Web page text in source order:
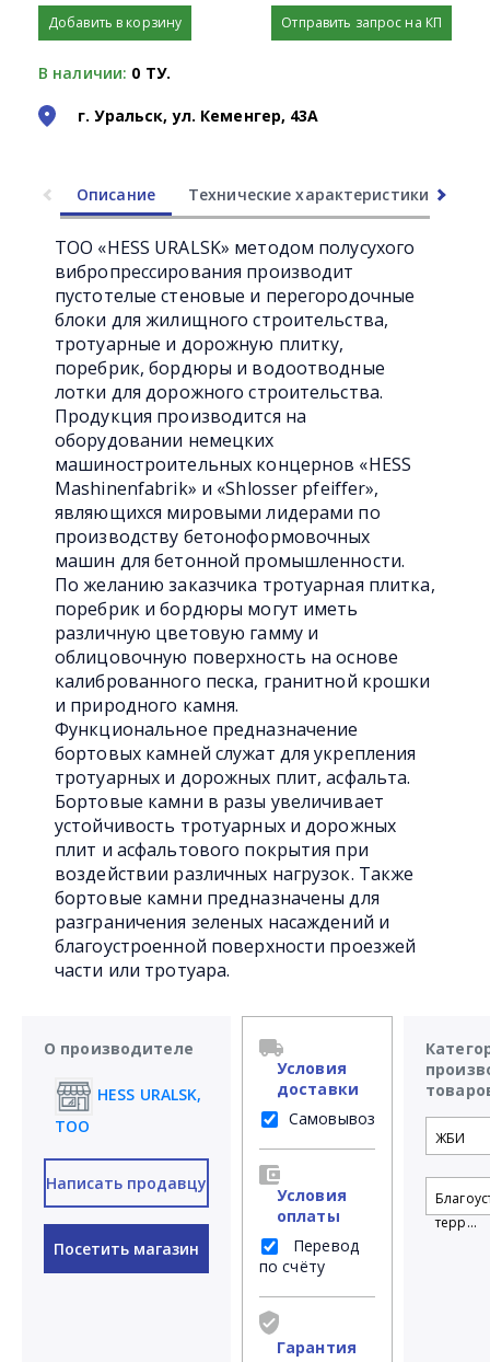
Добавить в корзину Отправить запрос на КП
В наличии: 0 ТУ.
г. Уральск, ул. Кеменгер, 43А
Описание Технические характеристики
ТОО «HESS URALSK» методом полусухого
вибропрессирования производит
пустотелые стеновые и перегородочные
блоки для жилищного строительства,
тротуарные и дорожную плитку,
поребрик, бордюры и водоотводные
лотки для дорожного строительства.
Продукция производится на
оборудовании немецких
машиностроительных концернов «HESS
Mashinenfabrik» и «Shlosser pfeiffer»,
являющихся мировыми лидерами по
производству бетоноформовочных
машин для бетонной промышленности.
По желанию заказчика тротуарная плитка,
поребрик и бордюры могут иметь
различную цветовую гамму и
облицовочную поверхность на основе
калиброванного песка, гранитной крошки
и природного камня.
Функциональное предназначение
бортовых камней служат для укрепления
тротуарных и дорожных плит, асфальта.
Бортовые камни в разы увеличивает
устойчивость тротуарных и дорожных
плит и асфальтового покрытия при
воздействии различных нагрузок. Также
бортовые камни предназначены для
разграничения зеленых насаждений и
благоустроенной поверхности проезжей
части или тротуара.
О производителе
HESS URALSK,
ТОО
Написать продавцу
Посетить магазин
Условия
доставки
Самовывоз
Условия
оплаты
Перевод
по счёту
Гарантия
ЖБИ
терр...